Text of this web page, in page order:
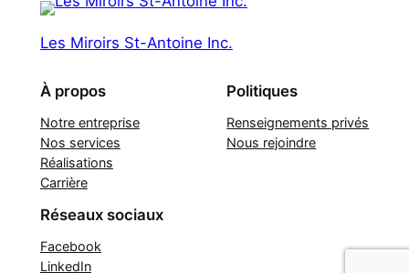
Les Miroirs St-Antoine Inc.
À propos
Notre entreprise
Nos services
Réalisations
Carrière
Politiques
Renseignements privés
Nous rejoindre
Réseaux sociaux
Facebook
LinkedIn